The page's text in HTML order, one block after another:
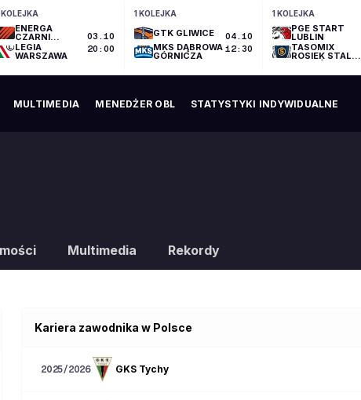
KOLEJKA
ENERGA
CZARNI
SŁUPSK
LEGIA
WARSZAWA
03.10
20:00
1 KOLEJKA
GTK GLIWICE
MKS DĄBROWA
GÓRNICZA
04.10
12:30
1 KOLEJKA
PGE START
LUBLIN
TASOMIX
ROSIEK STAL
WIELKOPOLSKI
MULTIMEDIA MENEDŻER OBL STATYSTYKI INDYWIDUALNE
Multimedia Rekordy
Kariera zawodnika w Polsce
2025/2026 GKS Tychy